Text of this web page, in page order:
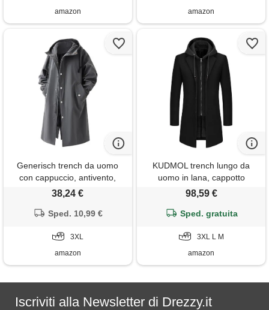
amazon
amazon
Generisch trench da uomo
con cappuccio, antivento,
lunga giacca a vento per
invernale casual, outwear
grigio scuro, 3xl
38,24 €
Sped. 10,99 €
3XL
amazon
KUDMOL trench lungo da
uomo in lana, cappotto
invernale con cappuccio
98,59 €
Sped. gratuita
3XL L M
amazon
Iscriviti alla Newsletter di Drezzy.it